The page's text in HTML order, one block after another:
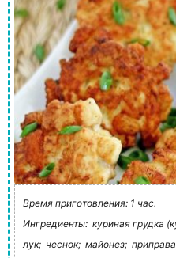
Время приготовления: 1 час.
Ингредиенты: куриная грудка
лук; чеснок; майонез;